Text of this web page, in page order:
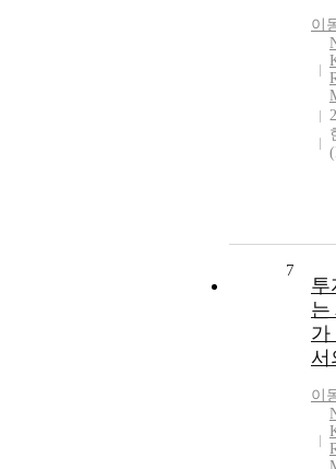
이
7
투
는
가
서
이